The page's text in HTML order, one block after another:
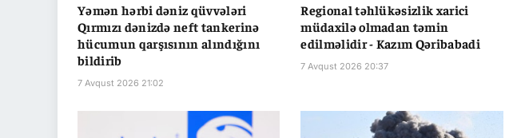
Yəmən hərbi dəniz qüvvələri
Qırmızı dənizdə neft tankerinə
hücumun qarşısının alındığını
bildirib
7 Avqust 2026 21:02
Regional təhlükəsizlik xarici
müdaxilə olmadan təmin
edilməlidir - Kazım Qəribabadi
7 Avqust 2026 20:37